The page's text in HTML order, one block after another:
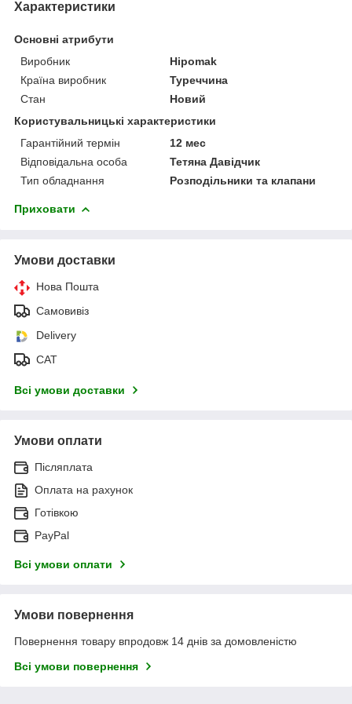
Характеристики
Основні атрибути
Виробник
Hipomak
Країна виробник
Туреччина
Стан
Новий
Користувальницькі характеристики
Гарантійний термін
12 мес
Відповідальна особа
Тетяна Давідчик
Тип обладнання
Розподільники та клапани
Приховати
Умови доставки
Нова Пошта
Самовивіз
Delivery
САТ
Всі умови доставки
Умови оплати
Післяплата
Оплата на рахунок
Готівкою
PayPal
Всі умови оплати
Умови повернення
Повернення товару впродовж 14 днів за домовленістю
Всі умови повернення